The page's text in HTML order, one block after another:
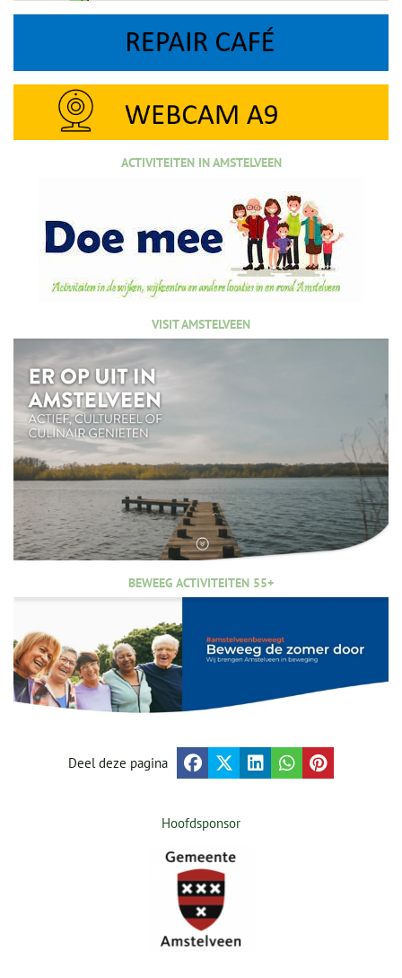
ACTIVITEITEN IN AMSTELVEEN
VISIT AMSTELVEEN
BEWEEG ACTIVITEITEN 55+
Deel deze pagina
Hoofdsponsor